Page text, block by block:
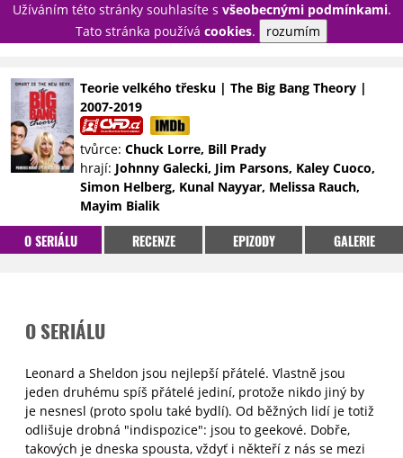
Užíváním této stránky souhlasíte s všeobecnými podmínkami.
Tato stránka používá cookies. rozumím
PŘIHLÁSIT
NOVINKY
TÉMATA
RECENZE
EPIZODY
KULT
TRAILERY
GALERIE
DISKUZE
STATISTIKY
Teorie velkého třesku | The Big Bang Theory |
2007-2019
tvůrce: Chuck Lorre, Bill Prady
hrají: Johnny Galecki, Jim Parsons, Kaley Cuoco,
Simon Helberg, Kunal Nayyar, Melissa Rauch,
Mayim Bialik
O SERIÁLU RECENZE EPIZODY GALERIE
O SERIÁLU
Leonard a Sheldon jsou nejlepší přátelé. Vlastně jsou
jeden druhému spíš přátelé jediní, protože nikdo jiný by
je nesnesl (proto spolu také bydlí). Od běžných lidí je totiž
odlišuje drobná "indispozice": jsou to geekové. Dobře,
takových je dneska spousta, vždyť i někteří z nás se mezi